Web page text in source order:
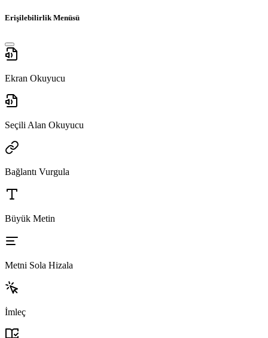
Erişilebilirlik Menüsü
Ekran Okuyucu
Seçili Alan Okuyucu
Bağlantı Vurgula
Büyük Metin
Metni Sola Hizala
İmleç